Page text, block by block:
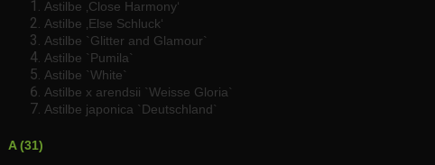
Astilbe ‚Close Harmony‘
Astilbe ‚Else Schluck‘
Astilbe `Glitter and Glamour`
Astilbe `Pumila`
Astilbe `White`
Astilbe x arendsii `Weisse Gloria`
Astilbe japonica `Deutschland`
A (31)